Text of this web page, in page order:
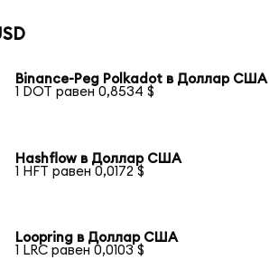
Binance-Peg Polkadot в Доллар США
1 DOT равен 0,8534 $
Hashflow в Доллар США
1 HFT равен 0,0172 $
Loopring в Доллар США
1 LRC равен 0,0103 $